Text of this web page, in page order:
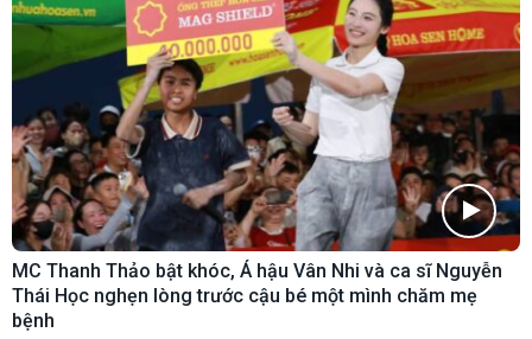
MC Thanh Thảo bật khóc, Á hậu Vân Nhi và ca sĩ Nguyễn
Thái Học nghẹn lòng trước cậu bé một mình chăm mẹ
bệnh